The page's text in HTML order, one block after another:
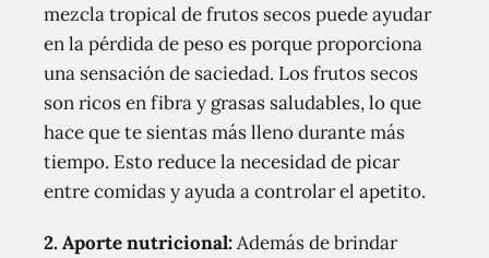
mezcla tropical de frutos secos puede ayudar
en la pérdida de peso es porque proporciona
una sensación de saciedad. Los frutos secos
son ricos en fibra y grasas saludables, lo que
hace que te sientas más lleno durante más
tiempo. Esto reduce la necesidad de picar
entre comidas y ayuda a controlar el apetito.
2. Aporte nutricional:Además de brindar